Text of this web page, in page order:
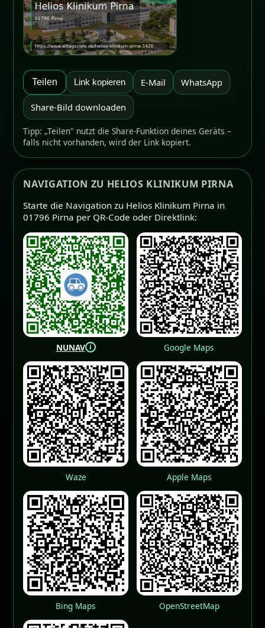
Teilen Link kopieren E-Mail WhatsApp
Share-Bild downloaden
Tipp: „Teilen" nutzt die Share-Funktion deines Geräts –
falls nicht vorhanden, wird der Link kopiert.
NAVIGATION ZU HELIOS KLINIKUM PIRNA
Starte die Navigation zu Helios Klinikum Pirna in
01796 Pirna per QR-Code oder Direktlink:
NUNAV i Google Maps
Waze Apple Maps
Bing Maps OpenStreetMap